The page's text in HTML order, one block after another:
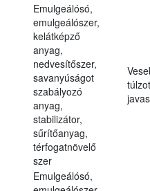
Emulgeálósó,
emulgeálószer,
kelátképző
anyag,
nedvesítőszer,
savanyúságot
szabályozó
anyag,
stabilizátor,
sűrítőanyag,
térfogatnövelő
szer
Emulgeálósó,